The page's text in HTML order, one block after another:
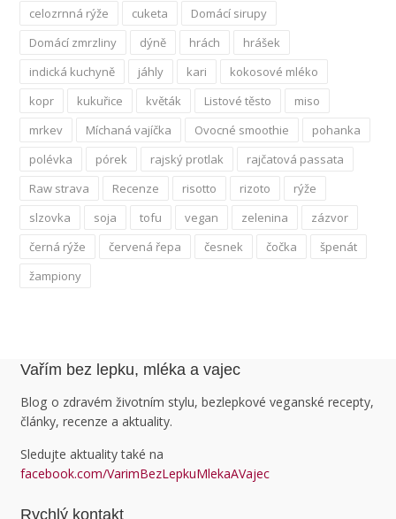
celozrnná rýže
cuketa
Domácí sirupy
Domácí zmrzliny
dýně hrách
hrášek
indická kuchyně
jáhly kari
kokosové mléko
kopr
kukuřice květák Listové těsto
miso
mrkev
Míchaná vajíčka Ovocné smoothie
pohanka
polévka
pórek rajský protlak
rajčatová passata
Raw strava
Recenze risotto rizoto
rýže
slzovka
soja tofu vegan zelenina
zázvor
černá rýže
červená řepa česnek čočka
špenát
žampiony
Vařím bez lepku, mléka a vajec
Blog o zdravém životním stylu, bezlepkové veganské recepty,
články, recenze a aktuality.
Sledujte aktuality také na
facebook.com/VarimBezLepkuMlekaAVajec
Rychlý kontakt